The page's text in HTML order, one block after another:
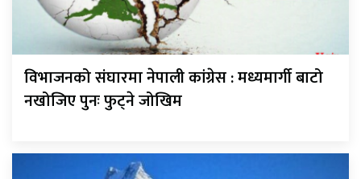
विभाजनको संघारमा नेपाली कांग्रेस : मध्यमार्गी बाटो
नखोजिए पुनः फुट्ने जोखिम